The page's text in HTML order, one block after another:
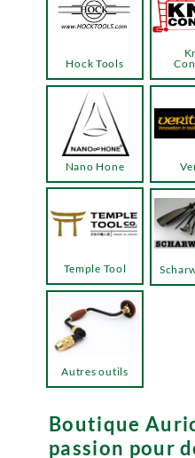
Boutique
passion pour
Hock Tools
Temple Tool
Nano Hone
Autres outils